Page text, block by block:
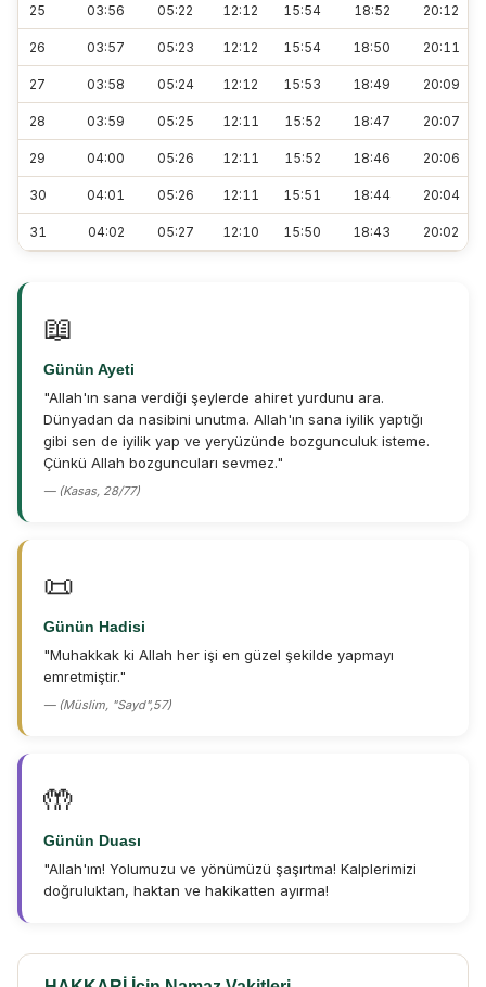
25 03:56 05:22 12:12 15:54 18:52 20:12
26 03:57 05:23 12:12 15:54 18:50 20:11
27 03:58 05:24 12:12 15:53 18:49 20:09
28 03:59 05:25 12:11 15:52 18:47 20:07
29 04:00 05:26 12:11 15:52 18:46 20:06
30 04:01 05:26 12:11 15:51 18:44 20:04
31 04:02 05:27 12:10 15:50 18:43 20:02
📖
Günün Ayeti
"Allah'ın sana verdiği şeylerde ahiret yurdunu ara.
Dünyadan da nasibini unutma. Allah'ın sana iyilik yaptığı
gibi sen de iyilik yap ve yeryüzünde bozgunculuk isteme.
Çünkü Allah bozguncuları sevmez."
— (Kasas, 28/77)
📜
Günün Hadisi
"Muhakkak ki Allah her işi en güzel şekilde yapmayı
emretmiştir."
— (Müslim, "Sayd",57)
🤲
Günün Duası
"Allah'ım! Yolumuzu ve yönümüzü şaşırtma! Kalplerimizi
doğruluktan, haktan ve hakikatten ayırma!